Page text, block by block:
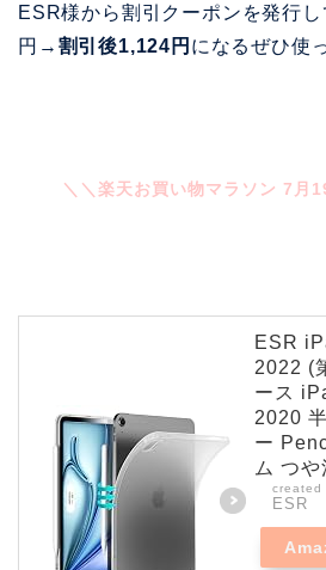
ESR様から割引クーポンを発行
円→ 割引後1,124円 になるぜひ使
＼＼楽天お買い物マラソン 7月
ESR
2022 (
ース
2020
ー
ム つ
created
ESR